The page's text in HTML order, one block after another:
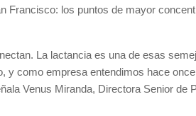
Francisco: los puntos de mayor
La lactancia es una de esas
y como empresa entendimos hace
Venus Miranda, Directora Senior de